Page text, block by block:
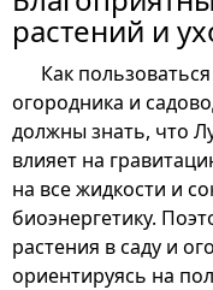
растений и
Как
огородника и
должны знать, что
влияет на
на все жидкости и
биоэнергетику.
растения в саду и
ориентируясь на